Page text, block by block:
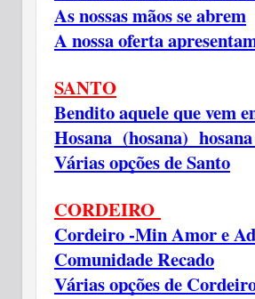
As nossas mãos se abrem
A nossa oferta
SANTO
Bendito aquele que vem
Hosana (hosana) hosana
Várias opções de Santo
CORDEIRO
Cordeiro -Min Amor e
Comunidade Recado
Várias opções de